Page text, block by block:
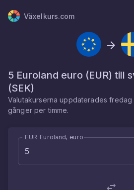
Växelkurs.com
5 Euroland euro (EUR) till
(SEK)
Valutakurserna uppdateradesfredag
gånger per timme.
EUR Euroland, euro